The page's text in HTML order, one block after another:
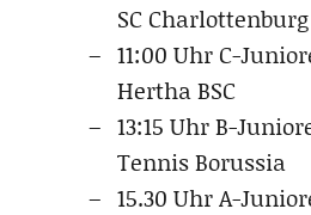
SC Charlottenburg
11:00 Uhr C-
Hertha BSC
13:15 Uhr B-
Tennis Borussia
15.30 Uhr A-